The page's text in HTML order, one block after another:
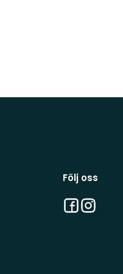
Följ oss
Facebook
Instagram